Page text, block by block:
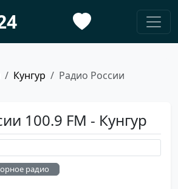
Кунгур Радио России
100.9 FM - Кунгур
радио